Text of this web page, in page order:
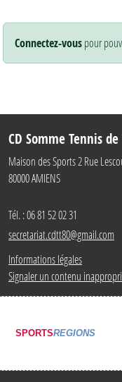
Connectez-vouspour
CD Somme Tennis
Maison des Sports 2 Rue
80000AMIENS
Tél. :06 81 52 02 31
secretariat.cdtt80@gmail.com
Informations légales
Signaler un contenu
SPORTSREGIONS